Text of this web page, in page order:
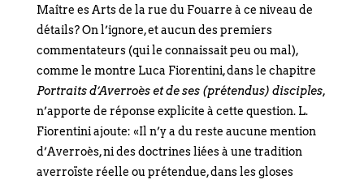
Maître es Arts de la rue du Fouarre à ce niveau de
détails? On l’ignore, et aucun des premiers
commentateurs (qui le connaissait peu ou mal),
comme le montre Luca Fiorentini, dans le chapitre
Portraits d’Averroès et de ses (prétendus) disciples,
n’apporte de réponse explicite à cette question. L.
Fiorentini ajoute: «Il n’y a du reste aucune mention
d’Averroès, ni des doctrines liées à une tradition
averroïste réelle ou prétendue, dans les gloses